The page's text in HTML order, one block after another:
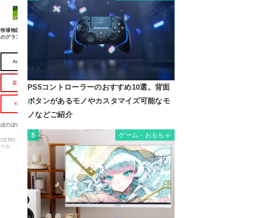
牧場物語 Let’s！風
のグランドバザール
Amazon
楽天市場
Yahoo!
ほのぼの生活ゲーム
CERO「A」全年齢
対象
PS5コントローラーのおすすめ10選。背面
ボタンがあるモノやカスタマイズ可能なモ
ノなどご紹介
5 ゲーム・おもちゃ